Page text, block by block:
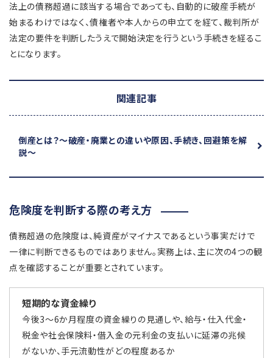
法上の債務超過に該当する場合であっても、自動的に破産手続が
始まるわけではなく、債権者や本人からの申立てを経て、裁判所が
法定の要件を判断したうえで開始決定を行うという手続きを経るこ
とになります。
関連記事
倒産とは？～破産・廃業との違いや原因、手続き、回避策を解
説～
危険度を判断する際の考え方
債務超過の危険度は、純資産がマイナスであるという事実だけで
一律に判断できるものではありません。実務上は、主に次の4つの観
点を確認することが重要とされています。
短期的な資金繰り
今後3～6か月程度の資金繰りの見通しや、給与・仕入代金・
税金や社会保険料・借入金の元利金の支払いに延滞の兆候
がないか、手元流動性がどの程度あるか